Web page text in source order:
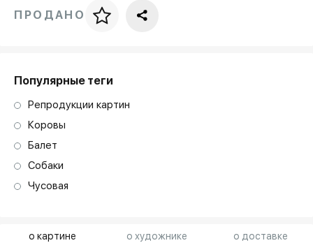
о картине о художнике о доставке
Цена за багет
ПРОДАНО
Популярные теги
Репродукции картин
Коровы
Балет
Собаки
Чусовая